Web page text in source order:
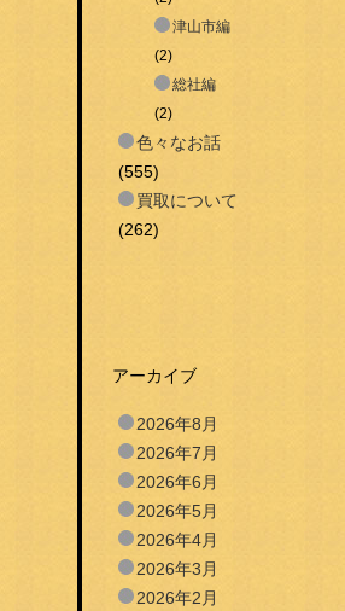
津山市編
(2)
総社編
(2)
色々なお話
(555)
買取について
(262)
アーカイブ
2026年8月
2026年7月
2026年6月
2026年5月
2026年4月
2026年3月
2026年2月